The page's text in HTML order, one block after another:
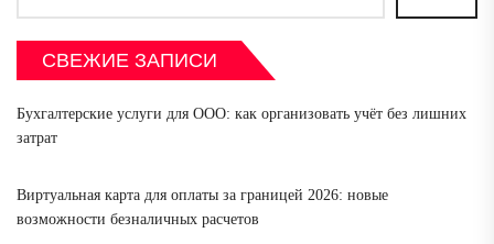
СВЕЖИЕ ЗАПИСИ
Бухгалтерские услуги для ООО: как организовать учёт без лишних
затрат
Виртуальная карта для оплаты за границей 2026: новые
возможности безналичных расчетов